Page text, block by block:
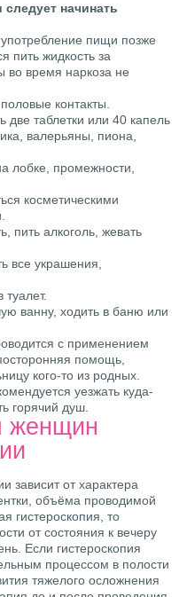
начинать
пищи позже
пить жидкость за
во время наркоза не
контакты.
таблетки или 40 капель
валерьяны, пиона,
лобке, промежности,
косметическими
пить алкоголь, жевать
все украшения,
ванну, ходить в баню или
с применением
помощь,
кого-то из родных.
уезжать куда-
горячий душ.
женщин
зависит от характера
объёма проводимой
гистероскопия, то
от состояния к вечеру
Если гистероскопия
процессом в полости
тяжелого осложнения